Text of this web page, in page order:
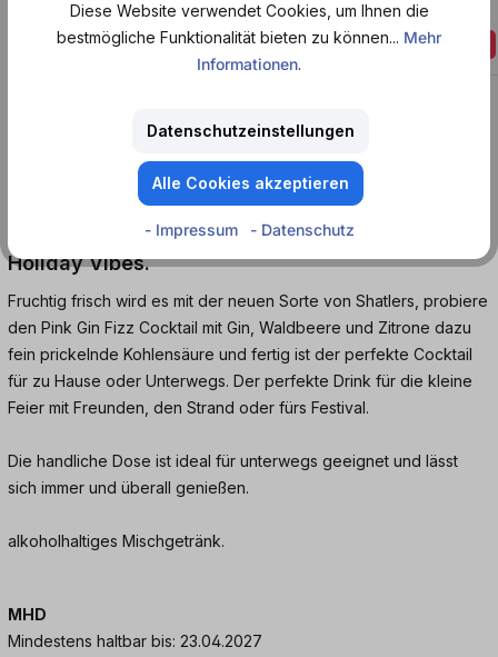
Aktion ab2,29 €*
+ 0,25 € Pfand
Urlaubsreif? Dann hole dir jetzt den Shatlers
Pink Gin Fizz zu dir nach Hause und erlebe echte
Holiday Vibes.
Fruchtig frisch wird es mit der neuen Sorte von Shatlers, probiere
den Pink Gin Fizz Cocktail mit Gin, Waldbeere und Zitrone dazu
fein prickelnde Kohlensäure und fertig ist der perfekte Cocktail
für zu Hause oder Unterwegs. Der perfekte Drink für die kleine
Feier mit Freunden, den Strand oder fürs Festival.
Die handliche Dose ist ideal für unterwegs geeignet und lässt
sich immer und überall genießen.
alkoholhaltiges Mischgetränk.
MHD
Mindestens haltbar bis: 23.04.2027
Diese Website verwendet Cookies, um Ihnen die
bestmögliche Funktionalität bieten zu können... Mehr
Informationen.
Datenschutzeinstellungen
Alle Cookies akzeptieren
- Impressum - Datenschutz